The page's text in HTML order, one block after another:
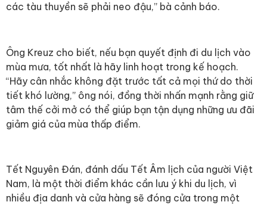
các tàu thuyền sẽ phải neo đậu,” bà cảnh báo.
Ông Kreuz cho biết, nếu bạn quyết định đi du lịch vào
mùa mưa, tốt nhất là hãy linh hoạt trong kế hoạch.
“Hãy cân nhắc không đặt trước tất cả mọi thứ do thời
tiết khó lường,” ông nói, đồng thời nhấn mạnh rằng giữ
tâm thế cởi mở có thể giúp bạn tận dụng những ưu đãi
giảm giá của mùa thấp điểm.
Tết Nguyên Đán, đánh dấu Tết Âm lịch của người Việt
Nam, là một thời điểm khác cần lưu ý khi du lịch, vì
nhiều địa danh và cửa hàng sẽ đóng cửa trong một